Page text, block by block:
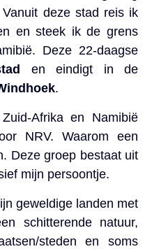
deze stad reis ik
en steek ik de grens
Deze 22-daagse
en eindigt in de
.
Afrika en Namibië
NRV. Waarom een
Deze groep bestaat uit
mijn persoontje.
geweldige landen met
schitterende natuur,
steden en soms